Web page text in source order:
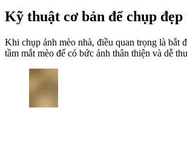
Kỹ thuật cơ bản để chụp đẹp
Khi chụp ảnh mèo nhà, điều quan trọng là bắt
tầm mắt mèo để có bức ảnh thân thiện và dễ